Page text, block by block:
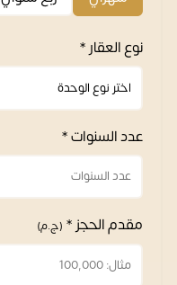
نوع العقار *
عدد السنوات *
مقدم الحجز * (ج.م)